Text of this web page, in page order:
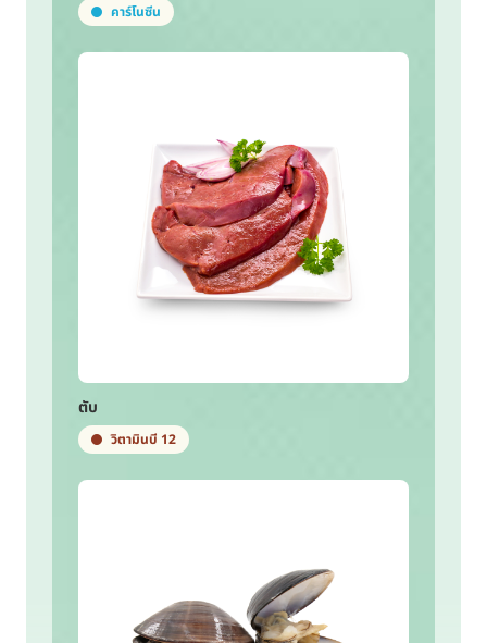
คาร์โนซีน
ตับ
วิตามินบี 12